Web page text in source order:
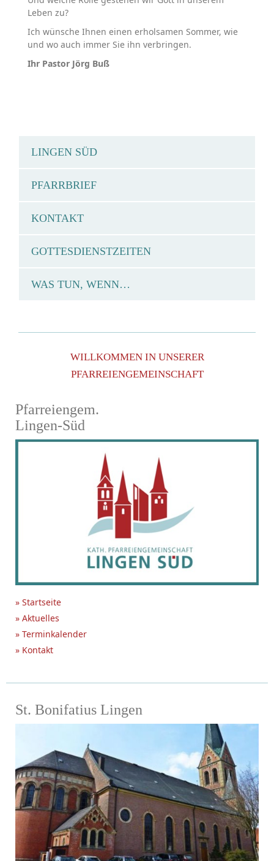
Leben zu?
Ich wünsche Ihnen einen erholsamen Sommer, wie
und wo auch immer Sie ihn verbringen.
Ihr Pastor Jörg Buß
LINGEN SÜD
PFARRBRIEF
KONTAKT
GOTTESDIENSTZEITEN
WAS TUN, WENN…
WILLKOMMEN IN UNSERER
PFARREIENGEMEINSCHAFT
Pfarreiengem.
Lingen-Süd
» Startseite
» Aktuelles
» Terminkalender
» Kontakt
St. Bonifatius Lingen